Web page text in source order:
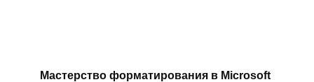
Мастерство форматирования в Microsoft